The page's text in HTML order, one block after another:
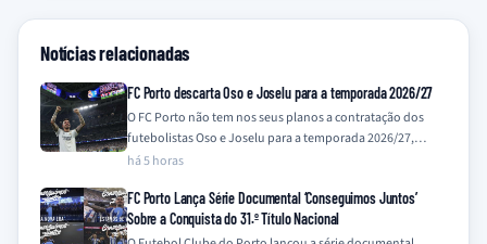
Notícias relacionadas
FC Porto descarta Oso e Joselu para a temporada 2026/27
O FC Porto não tem nos seus planos a contratação dos
futebolistas Oso e Joselu para a temporada 2026/27,
contrariando recentes especulações…
há 5 horas
FC Porto Lança Série Documental ‘Conseguimos Juntos’
Sobre a Conquista do 31.º Título Nacional